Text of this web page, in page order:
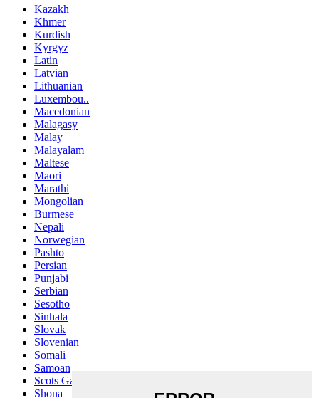
Kazakh
Khmer
Kurdish
Kyrgyz
Latin
Latvian
Lithuanian
Luxembou..
Macedonian
Malagasy
Malay
Malayalam
Maltese
Maori
Marathi
Mongolian
Burmese
Nepali
Norwegian
Pashto
Persian
Punjabi
Serbian
Sesotho
Sinhala
Slovak
Slovenian
Somali
Samoan
Scots Gaelic
Shona